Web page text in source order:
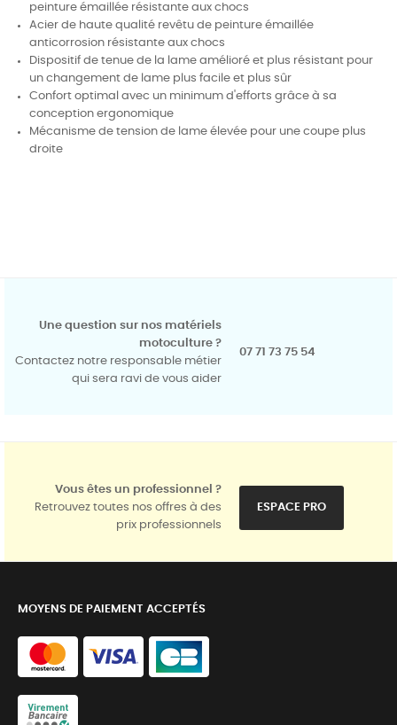
peinture émaillée résistante aux chocs
Acier de haute qualité revêtu de peinture émaillée
anticorrosion résistante aux chocs
Dispositif de tenue de la lame amélioré et plus résistant pour
un changement de lame plus facile et plus sûr
Confort optimal avec un minimum d'efforts grâce à sa
conception ergonomique
Mécanisme de tension de lame élevée pour une coupe plus
droite
Une question sur nos matériels
motoculture ?
Contactez notre responsable métier
qui sera ravi de vous aider
07 71 73 75 54
Vous êtes un professionnel ?
Retrouvez toutes nos offres à des
prix professionnels
ESPACE PRO
MOYENS DE PAIEMENT ACCEPTÉS